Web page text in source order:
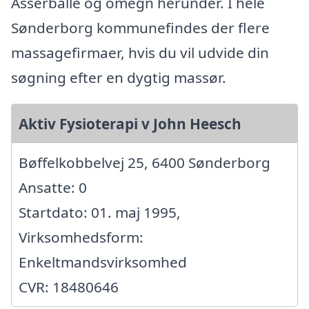
Sønderborg kommunefindes der flere
massagefirmaer, hvis du vil udvide din
søgning efter en dygtig massør.
Aktiv Fysioterapi v John Heesch
Bøffelkobbelvej 25, 6400 Sønderborg
Ansatte: 0
Startdato: 01. maj 1995,
Virksomhedsform:
Enkeltmandsvirksomhed
CVR: 18480646